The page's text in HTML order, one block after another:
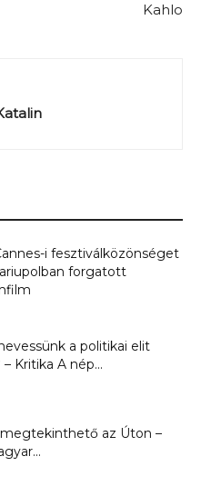
Kahlo
i fesztiválközönséget
forgatott
a politikai elit
Kritika A nép...
megtekinthető az Úton –